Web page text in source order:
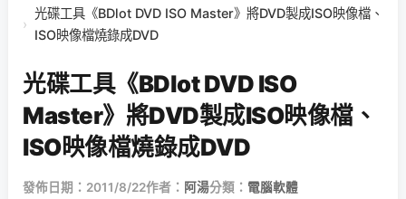
›
光碟工具《BDlot DVD ISO Master》將DVD製成ISO映像檔、
ISO映像檔燒錄成DVD
光碟工具《BDlot DVD ISO
Master》將DVD製成ISO映像檔、
ISO映像檔燒錄成DVD
發佈日期：2011/8/22作者： 阿湯分類： 電腦軟體